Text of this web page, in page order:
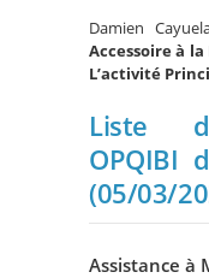
Damien
Accessoire à
L’activité
Liste
OPQIBI
(05/03/
Assistance à